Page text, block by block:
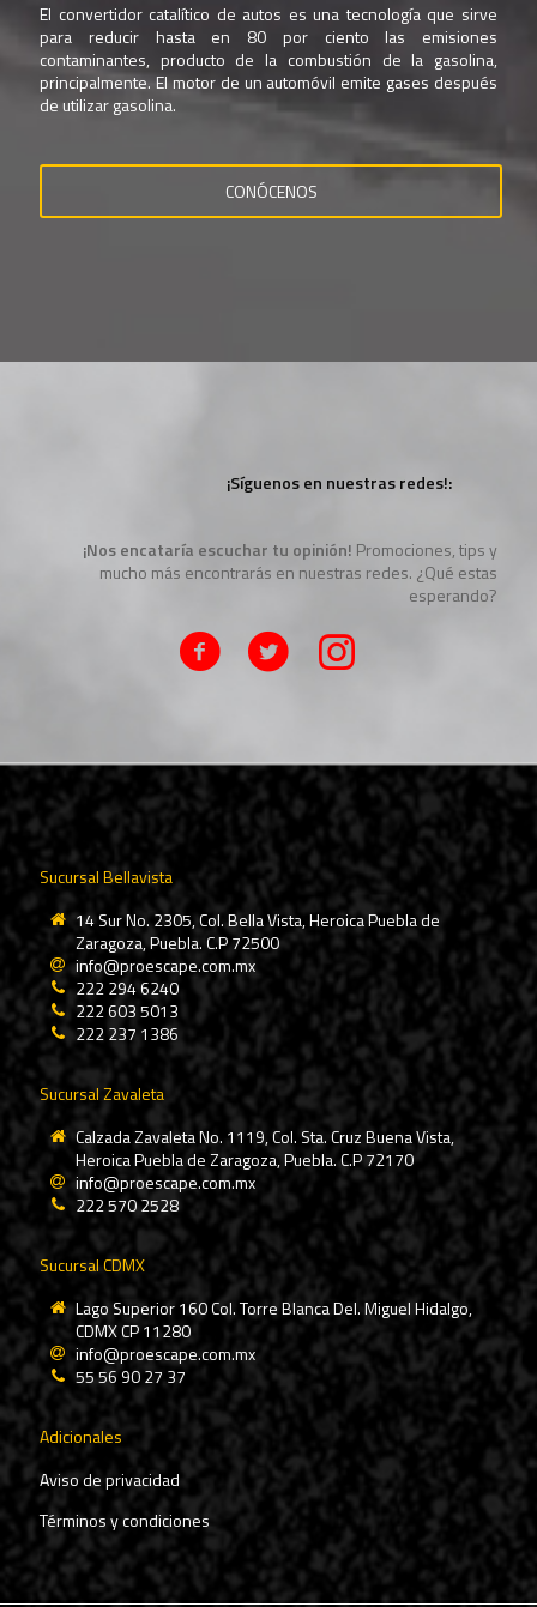
El convertidor catalítico de autos es una tecnología que sirve
para reducir hasta en 80 por ciento las emisiones
contaminantes, producto de la combustión de la gasolina,
principalmente. El motor de un automóvil emite gases después
de utilizar gasolina.
CONÓCENOS
¡Síguenos en nuestras redes!:
¡Nos encataría escuchar tu opinión! Promociones, tips y
mucho más encontrarás en nuestras redes. ¿Qué estas
esperando?
Sucursal Bellavista
14 Sur No. 2305, Col. Bella Vista, Heroica Puebla de
Zaragoza, Puebla. C.P 72500
info@proescape.com.mx
222 294 6240
222 603 5013
222 237 1386
Sucursal Zavaleta
Calzada Zavaleta No. 1119, Col. Sta. Cruz Buena Vista,
Heroica Puebla de Zaragoza, Puebla. C.P 72170
info@proescape.com.mx
222 570 2528
Sucursal CDMX
Lago Superior 160 Col. Torre Blanca Del. Miguel Hidalgo,
CDMX CP 11280
info@proescape.com.mx
55 56 90 27 37
Adicionales
Aviso de privacidad
Términos y condiciones